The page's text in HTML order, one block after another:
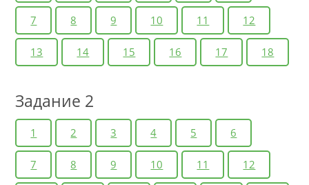
7 8 9 10 11 12
13 14 15 16 17 18
Задание 2
1 2 3 4 5 6
7 8 9 10 11 12